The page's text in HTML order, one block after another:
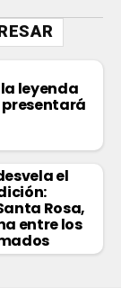
leyenda
el
Rosa,
entre los